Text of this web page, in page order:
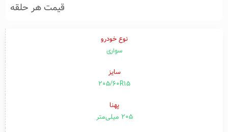
قیمت هر حلقه
نوع خودرو
سواری
سایز
205/60R15
پهنا
۲۰۵ میلی‌متر